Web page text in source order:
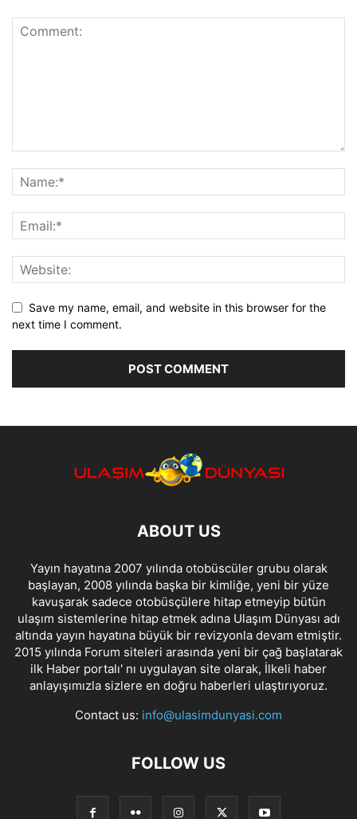
Save my name, email, and website in this browser for the
next time I comment.
ABOUT US
Yayın hayatına 2007 yılında otobüscüler grubu olarak
başlayan, 2008 yılında başka bir kimliğe, yeni bir yüze
kavuşarak sadece otobüsçülere hitap etmeyip bütün
ulaşım sistemlerine hitap etmek adına Ulaşım Dünyası adı
altında yayın hayatına büyük bir revizyonla devam etmiştir.
2015 yılında Forum siteleri arasında yeni bir çağ başlatarak
ilk Haber portalı' nı uygulayan site olarak, İlkeli haber
anlayışımızla sizlere en doğru haberleri ulaştırıyoruz.
Contact us: info@ulasimdunyasi.com
FOLLOW US